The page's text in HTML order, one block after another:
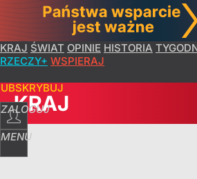
KRAJ ŚWIAT OPINIE HISTORIA
RZECZY+ WSPIERAJ
ZALOGUJ
MENU
KRAJ